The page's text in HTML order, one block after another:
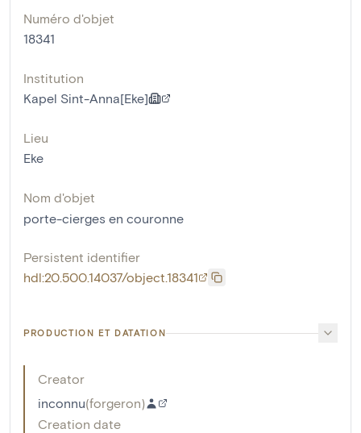
Numéro d'objet
18341
Institution
Kapel Sint-Anna[Eke]
Lieu
Eke
Nom d'objet
porte-cierges en couronne
Persistent identifier
hdl:20.500.14037/object.18341
PRODUCTION ET DATATION
Creator
inconnu(forgeron)
Creation date